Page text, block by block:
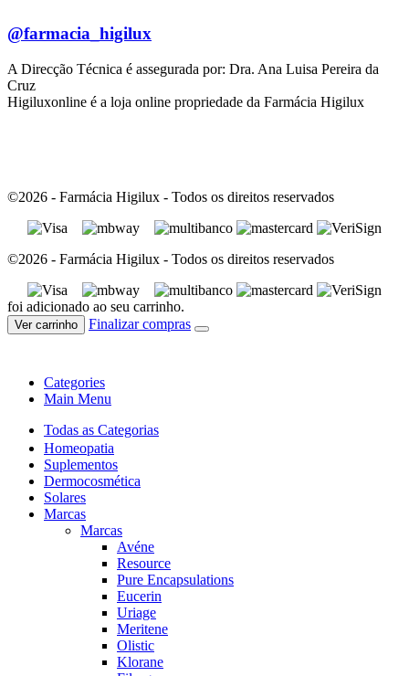
@farmacia_higilux
A Direcção Técnica é assegurada por: Dra. Ana Luisa Pereira da
Cruz
Higiluxonline é a loja online propriedade da Farmácia Higilux
©2026 - Farmácia Higilux - Todos os direitos reservados
©2026 - Farmácia Higilux - Todos os direitos reservados
foi adicionado ao seu carrinho.
Ver carrinho Finalizar compras
Categories
Main Menu
Todas as Categorias
Homeopatia
Suplementos
Dermocosmética
Solares
Marcas
Marcas
Avéne
Resource
Pure Encapsulations
Eucerin
Uriage
Meritene
Olistic
Klorane